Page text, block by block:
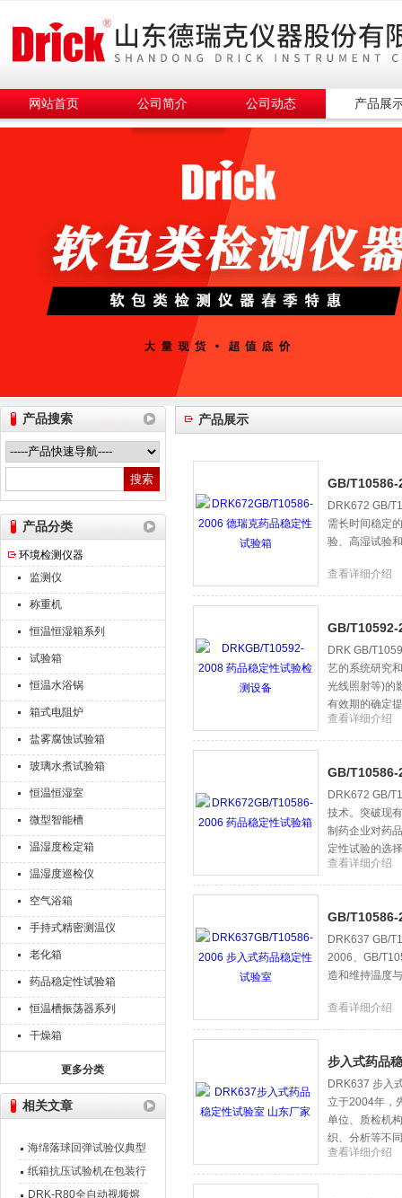
山东德瑞克仪器股份有限公司
网站首页 公司简介 公司动态 产品展
产品搜索
产品分类
环境检测仪器
监测仪
称重机
恒温恒湿箱系列
试验箱
恒温水浴锅
箱式电阻炉
盐雾腐蚀试验箱
玻璃水煮试验箱
恒温恒湿室
微型智能槽
温湿度检定箱
温湿度巡检仪
空气浴箱
手持式精密测温仪
老化箱
药品稳定性试验箱
恒温槽振荡器系列
干燥箱
更多分类
相关文章
海绵落球回弹试验仪典型
应用场景
纸箱抗压试验机在包装行
业的应用
DRK-R80全自动视频熔
产品展示
GB/T10586-
DRK672 GB/
需长时间稳定
验、高湿试验
查看详细介绍
GB/T10592-
DRK GB/
艺的系统研究
光线照射等)的
有效期的确定
查看详细介绍
GB/T10586-
DRK672 GB/
技术。突破现
制药企业对药
定性试验的选
查看详细介绍
GB/T10586-
DRK637 GB/
2006、GB/
造和维持温度
查看详细介绍
步入式药品
DRK637 步入
立于2004年，
单位、质检机
织、分析等不
查看详细介绍